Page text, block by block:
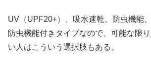
UV（UPF20+）、吸水速乾、防虫機能
防虫機能付きタイプなので、可能な限
い人はこういう選択肢もある。